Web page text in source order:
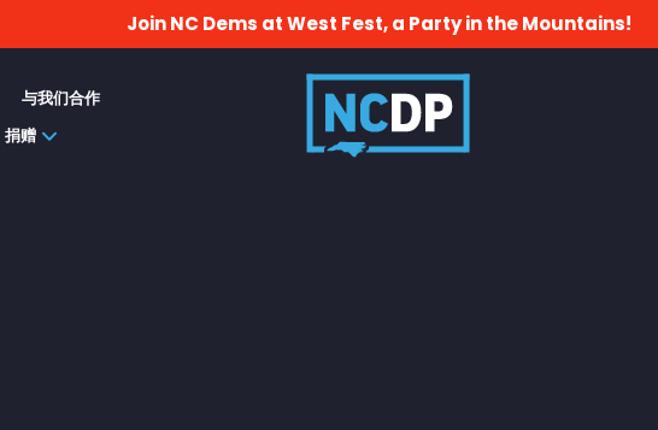
Join NC Dems at West Fest, a Party in the Mountains!
与我们合作
捐赠